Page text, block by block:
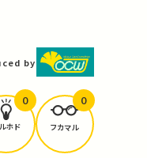
by
ホド
0
フカマル
0